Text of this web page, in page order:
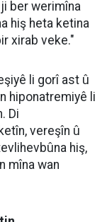
ber werimîna
hiş heta ketina
xirab veke."
li gorî ast û
hiponatremiyê li
Di
vereşîn û
hiş,
mîna wan